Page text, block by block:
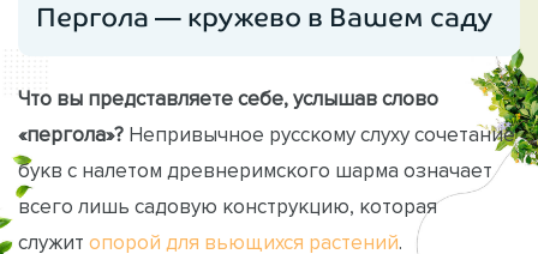
Пергола — кружево в Вашем саду
Что вы представляете себе, услышав слово
«пергола»? Непривычное русскому слуху сочетание
букв с налетом древнеримского шарма означает
всего лишь садовую конструкцию, которая
служит опорой для вьющихся растений